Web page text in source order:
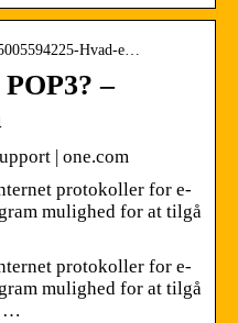
Hvad-e…
–
| one.com
protokoller for e-
mulighed for at tilgå
protokoller for e-
mulighed for at tilgå
…